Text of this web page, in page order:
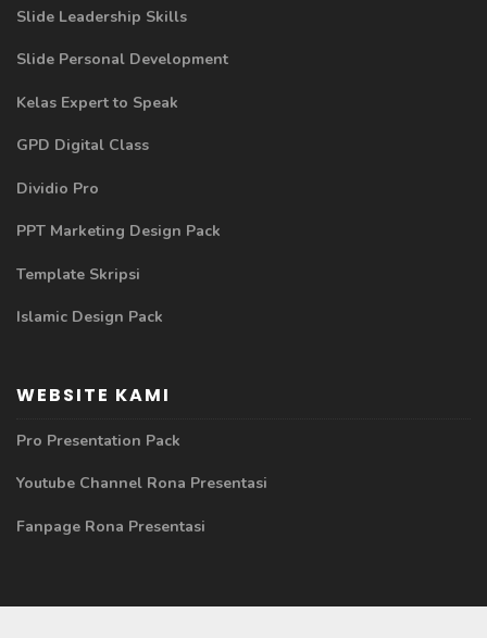
Slide Leadership Skills
Slide Personal Development
Kelas Expert to Speak
GPD Digital Class
Dividio Pro
PPT Marketing Design Pack
Template Skripsi
Islamic Design Pack
WEBSITE KAMI
Pro Presentation Pack
Youtube Channel Rona Presentasi
Fanpage Rona Presentasi